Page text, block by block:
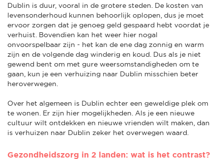
Dublin is duur, vooral in de grotere steden. De kosten van
levensonderhoud kunnen behoorlijk oplopen, dus je moet
ervoor zorgen dat je genoeg geld gespaard hebt voordat je
verhuist. Bovendien kan het weer hier nogal
onvoorspelbaar zijn - het kan de ene dag zonnig en warm
zijn en de volgende dag winderig en koud. Dus als je niet
gewend bent om met gure weersomstandigheden om te
gaan, kun je een verhuizing naar Dublin misschien beter
heroverwegen.
Over het algemeen is Dublin echter een geweldige plek om
te wonen. Er zijn hier mogelijkheden. Als je een nieuwe
cultuur wilt ontdekken en nieuwe vrienden wilt maken, dan
is verhuizen naar Dublin zeker het overwegen waard.
Gezondheidszorg in 2 landen: wat is het contrast?